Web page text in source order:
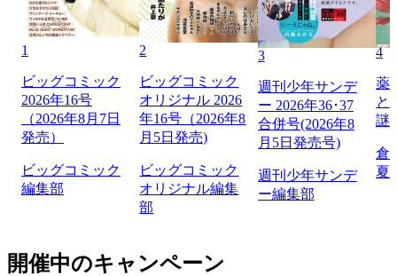
1
ビッグコミック
2026年16号
（2026年8月7日
発売）
ビッグコミック
編集部
2
ビッグコミック
オリジナル 2026
年16号（2026年8
月5日発売)
ビッグコミック
オリジナル編集
部
3
週刊少年サンデ
ー 2026年36･37
合併号(2026年8
月5日発売号)
週刊少年サンデ
ー編集部
4
薬
と
謎
倉
夏
開催中のキャンペーン